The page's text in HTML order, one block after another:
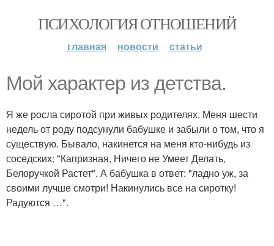
ПСИХОЛОГИЯ ОТНОШЕНИЙ
главная новости статьи
Мой характер из детства.
Я же росла сиротой при живых родителях. Меня шести
недель от роду подсунули бабушке и забыли о том, что я
существую. Бывало, накинется на меня кто-нибудь из
соседских: "Капризная, Ничего не Умеет Делать,
Белоручкой Растет". А бабушка в ответ: "ладно уж, за
своими лучше смотри! Накинулись все на сиротку!
Радуются …".